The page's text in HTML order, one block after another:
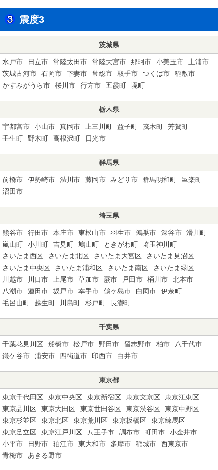
震度3
茨城県
水戸市 日立市 常陸太田市 常陸大宮市 那珂市 小美玉市
土浦市
茨城古河市
石岡市 下妻市 常総市 取手市 つくば市
稲敷市
かすみがうら市
桜川市 行方市 五霞町 境町
栃木県
宇都宮市 小山市 真岡市 上三川町 益子町 茂木町
芳賀町
壬生町
野木町 高根沢町 日光市
群馬県
前橋市 伊勢崎市 渋川市 藤岡市 みどり市 群馬明和町
邑楽町
沼田市
埼玉県
熊谷市 行田市 本庄市 東松山市 羽生市 鴻巣市 深谷市
滑川町
嵐山町
小川町 吉見町 鳩山町 ときがわ町
埼玉神川町
さいたま西区
さいたま北区 さいたま大宮区
さいたま見沼区
さいたま中央区
さいたま浦和区 さいたま南区
さいたま緑区
川越市
川口市 上尾市 草加市 蕨市 戸田市 桶川市
北本市
八潮市
蓮田市 坂戸市 幸手市 鶴ヶ島市 白岡市
伊奈町
毛呂山町
越生町 川島町 杉戸町 長瀞町
千葉県
千葉花見川区 船橋市 松戸市 野田市 習志野市 柏市
八千代市
鎌ケ谷市
浦安市 四街道市 印西市 白井市
東京都
東京千代田区 東京中央区 東京新宿区 東京文京区
東京江東区
東京品川区
東京大田区 東京世田谷区 東京渋谷区
東京中野区
東京杉並区
東京北区 東京荒川区 東京板橋区
東京練馬区
東京足立区
東京江戸川区 八王子市 調布市 町田市
小金井市
小平市
日野市 狛江市 東大和市 多摩市 稲城市
西東京市
青梅市
あきる野市